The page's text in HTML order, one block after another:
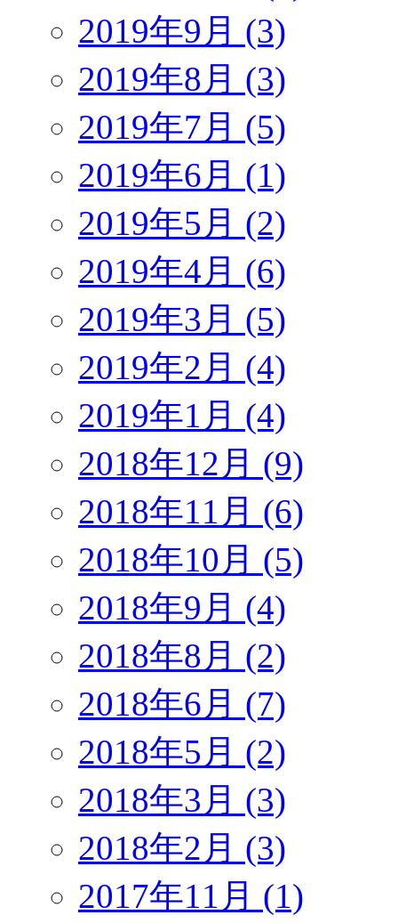
2019年9月 (3)
2019年8月 (3)
2019年7月 (5)
2019年6月 (1)
2019年5月 (2)
2019年4月 (6)
2019年3月 (5)
2019年2月 (4)
2019年1月 (4)
2018年12月 (9)
2018年11月 (6)
2018年10月 (5)
2018年9月 (4)
2018年8月 (2)
2018年6月 (7)
2018年5月 (2)
2018年3月 (3)
2018年2月 (3)
2017年11月 (1)